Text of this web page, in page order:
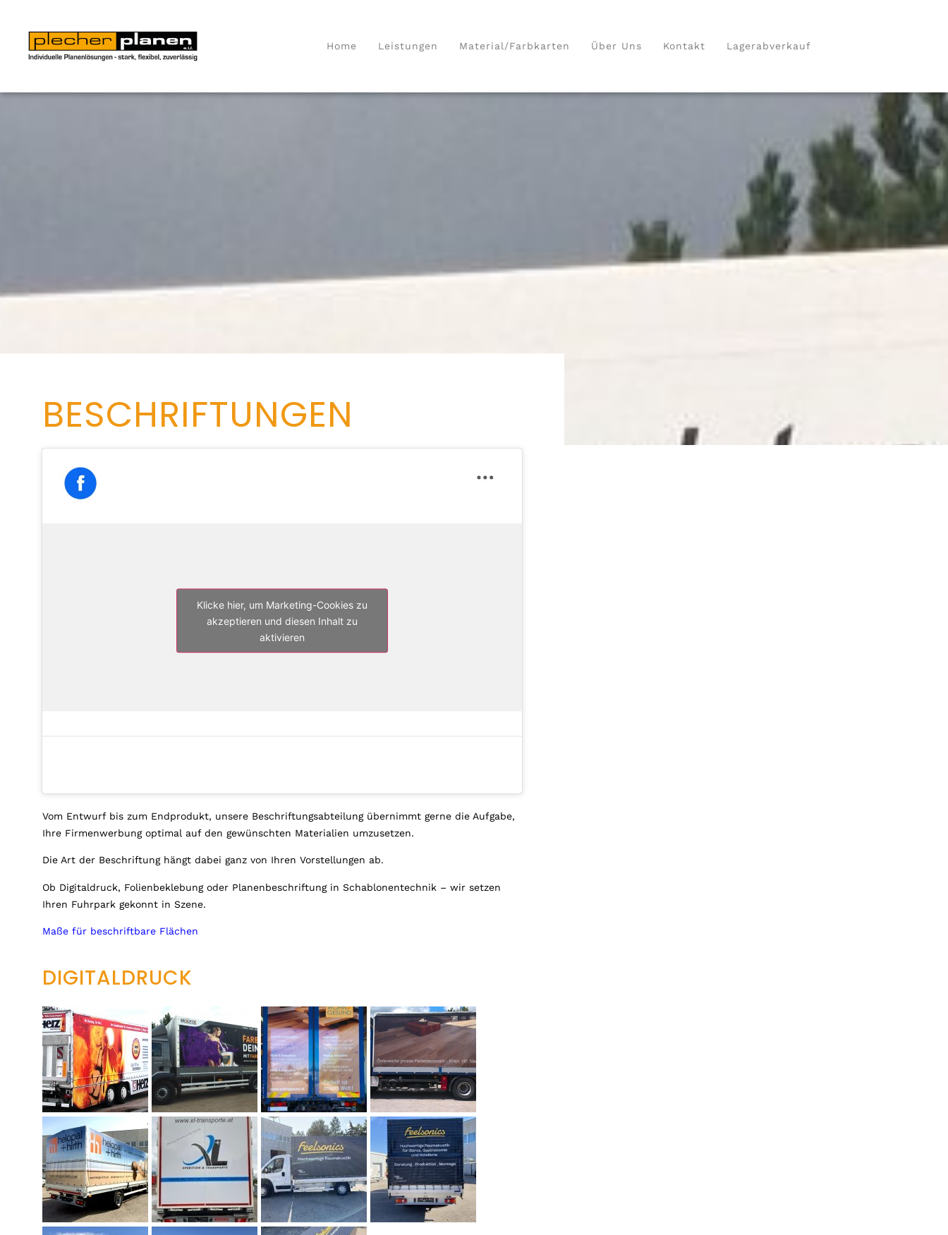
Home Leistungen Material/Farbkarten Über Uns Kontakt Lagerabverkauf
BESCHRIFTUNGEN
Klicke hier, um Marketing-Cookies zu
akzeptieren und diesen Inhalt zu
aktivieren
Vom Entwurf bis zum Endprodukt, unsere Beschriftungsabteilung übernimmt gerne die Aufgabe,
Ihre Firmenwerbung optimal auf den gewünschten Materialien umzusetzen.
Die Art der Beschriftung hängt dabei ganz von Ihren Vorstellungen ab.
Ob Digitaldruck, Folienbeklebung oder Planenbeschriftung in Schablonentechnik – wir setzen
Ihren Fuhrpark gekonnt in Szene.
Maße für beschriftbare Flächen
DIGITALDRUCK